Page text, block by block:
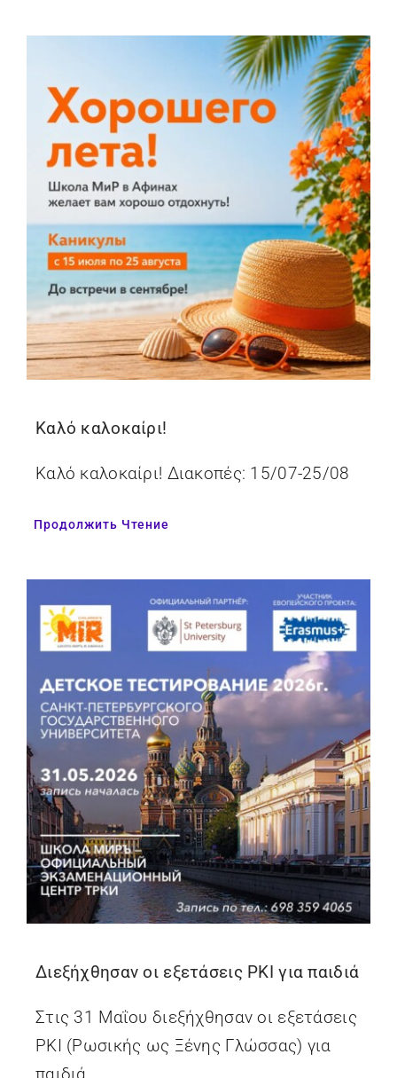
Καλό καλοκαίρι!
Καλό καλοκαίρι! Διακοπές: 15/07-25/08
Продолжить Чтение
Διεξήχθησαν οι εξετάσεις ΡΚΙ για παιδιά
Στις 31 Μαΐου διεξήχθησαν οι εξετάσεις
ΡΚΙ (Ρωσικής ως Ξένης Γλώσσας) για